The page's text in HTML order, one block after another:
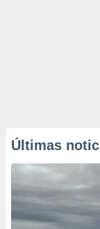
Últimas